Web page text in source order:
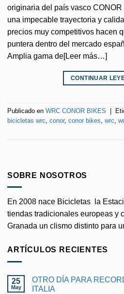
originaria del país vasco
una impecable trayectoria y
precios muy competitivos hacen
puntera dentro del mercado
Amplia gama de[Leer más…]
CONTINUAR
Publicado en WRC CONOR BIKES
bicicletas wrc, conor, conor bikes, wrc,
SOBRE NOSOTROS
En 2008 nace Bicicletas la
tiendas tradicionales europeas y
Granada un clismo distinto para
ARTÍCULOS RECIENTES
25
May
OTRO DÍA PARA
ITALIA